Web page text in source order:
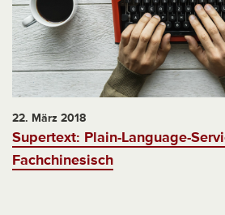
22. März 2018
Supertext: Plain-Language-
Fachchinesisch